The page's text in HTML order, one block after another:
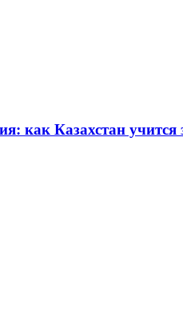
как Казахстан